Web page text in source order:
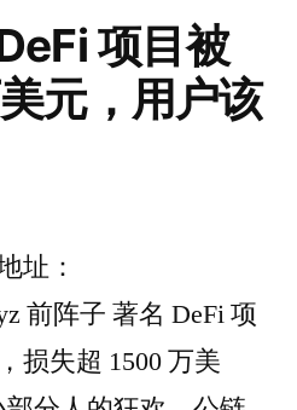
项目被
元，用户该
址：
前阵子 著名 DeFi 项
损失超 1500 万美